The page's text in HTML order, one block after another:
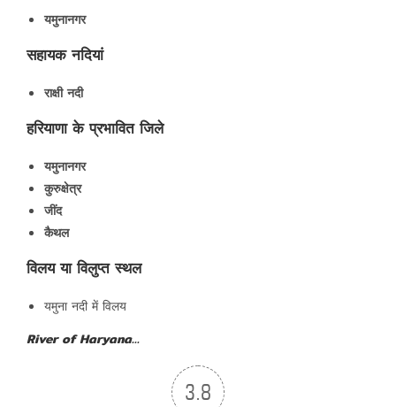
यमुनानगर
सहायक नदियां
राक्षी नदी
हरियाणा के प्रभावित जिले
यमुनानगर
कुरुक्षेत्र
जींद
कैथल
विलय या विलुप्त स्थल
यमुना नदी में विलय
River of Haryana…
3.8